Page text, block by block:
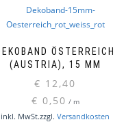
ÖSTERREICH
(AUSTRIA), 15 MM
€ 12,40
€ 0,50 / m
inkl. MwSt.zzgl. Versandkosten